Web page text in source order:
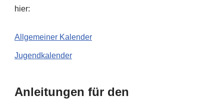
hier:
Allgemeiner Kalender
Jugendkalender
Anleitungen für den